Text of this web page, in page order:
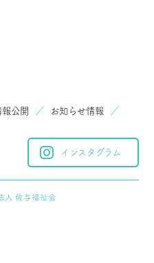
報公開 ／ お知らせ情報
／
インスタグラム
人 佐与福祉会